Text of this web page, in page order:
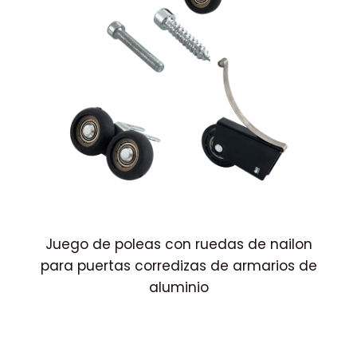
Juego de poleas con ruedas de nailon
para puertas corredizas de armarios de
aluminio